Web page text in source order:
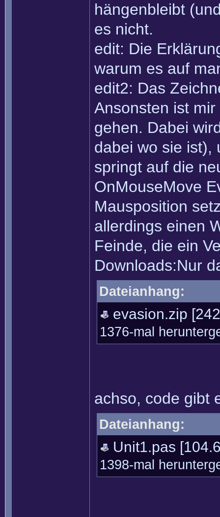
hängenbleibt
es nicht.
edit: Die
warum es auf
edit2: Das
Ansonsten ist
gehen. Dabei
dabei wo sie ist),
springt auf die
OnMouseMove
Mausposition
allerdings einen
Feinde, die ein
Downloads:Nur
Dateianhang:
evasion.zip
1376-mal
achso, code gibt
Dateianhang:
Unit1.pas
1398-mal